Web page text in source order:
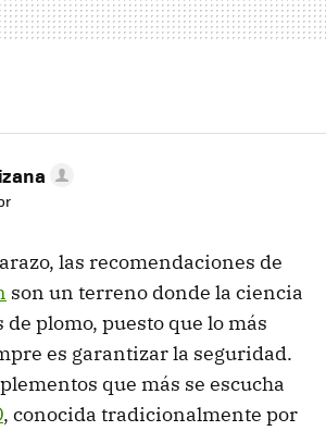
las recomendaciones de
son un terreno donde la ciencia
de plomo, puesto que lo más
es garantizar la seguridad.
que más se escucha
, conocida tradicionalmente por